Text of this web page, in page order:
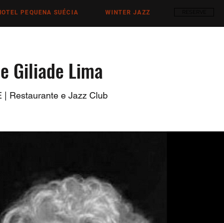
PEQUENA SUÉCIA WINTER JAZZ
Giliade Lima
| Restaurante e Jazz Club